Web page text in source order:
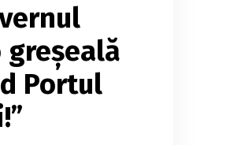
greșeală
Portul